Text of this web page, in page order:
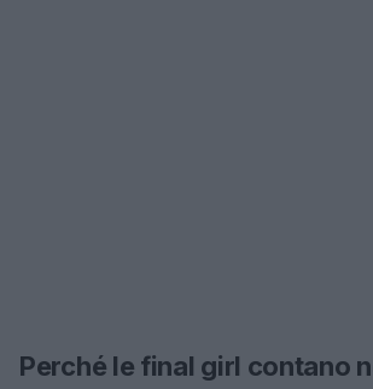
Perché le final girl contano